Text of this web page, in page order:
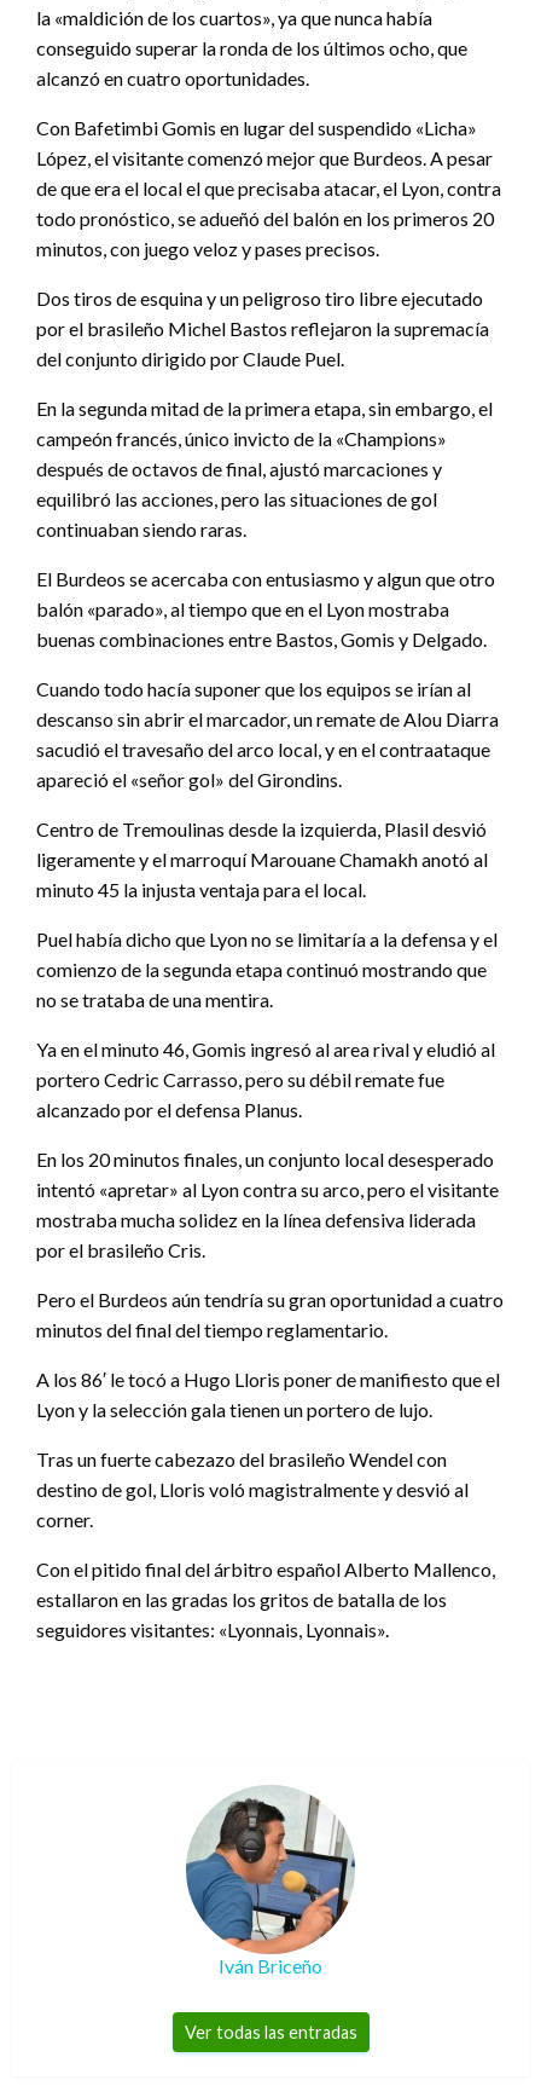
la «maldición de los cuartos», ya que nunca había
conseguido superar la ronda de los últimos ocho, que
alcanzó en cuatro oportunidades.
Con Bafetimbi Gomis en lugar del suspendido «Licha»
López, el visitante comenzó mejor que Burdeos. A pesar
de que era el local el que precisaba atacar, el Lyon, contra
todo pronóstico, se adueñó del balón en los primeros 20
minutos, con juego veloz y pases precisos.
Dos tiros de esquina y un peligroso tiro libre ejecutado
por el brasileño Michel Bastos reflejaron la supremacía
del conjunto dirigido por Claude Puel.
En la segunda mitad de la primera etapa, sin embargo, el
campeón francés, único invicto de la «Champions»
después de octavos de final, ajustó marcaciones y
equilibró las acciones, pero las situaciones de gol
continuaban siendo raras.
El Burdeos se acercaba con entusiasmo y algun que otro
balón «parado», al tiempo que en el Lyon mostraba
buenas combinaciones entre Bastos, Gomis y Delgado.
Cuando todo hacía suponer que los equipos se irían al
descanso sin abrir el marcador, un remate de Alou Diarra
sacudió el travesaño del arco local, y en el contraataque
apareció el «señor gol» del Girondins.
Centro de Tremoulinas desde la izquierda, Plasil desvió
ligeramente y el marroquí Marouane Chamakh anotó al
minuto 45 la injusta ventaja para el local.
Puel había dicho que Lyon no se limitaría a la defensa y el
comienzo de la segunda etapa continuó mostrando que
no se trataba de una mentira.
Ya en el minuto 46, Gomis ingresó al area rival y eludió al
portero Cedric Carrasso, pero su débil remate fue
alcanzado por el defensa Planus.
En los 20 minutos finales, un conjunto local desesperado
intentó «apretar» al Lyon contra su arco, pero el visitante
mostraba mucha solidez en la línea defensiva liderada
por el brasileño Cris.
Pero el Burdeos aún tendría su gran oportunidad a cuatro
minutos del final del tiempo reglamentario.
A los 86′ le tocó a Hugo Lloris poner de manifiesto que el
Lyon y la selección gala tienen un portero de lujo.
Tras un fuerte cabezazo del brasileño Wendel con
destino de gol, Lloris voló magistralmente y desvió al
corner.
Con el pitido final del árbitro español Alberto Mallenco,
estallaron en las gradas los gritos de batalla de los
seguidores visitantes: «Lyonnais, Lyonnais».
Iván Briceño
Ver todas las entradas